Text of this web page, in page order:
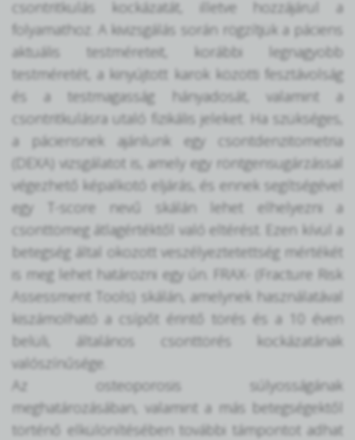
csontritkulás kockázatát, illetve hozzájárul a
folyamathoz. A kivizsgálás során rögzítjük a páciens
aktuális testméreteit, korábbi legnagyobb
testméretét, a kinyújtott karok közötti fesztávolság
és a testmagasság hányadosát, valamint a
csontritkulásra utaló fizikális jeleket. Ha szükséges,
a páciensnek ajánlunk egy csontdenzitometria
(DEXA) vizsgálatot is, amely egy röntgensugárzással
végezhető képalkotó eljárás, és ennek segítségével
egy T-score nevű skálán lehet elhelyezni a
csonttömeg átlagértéktől való eltérést. Ezen kívül a
betegség által okozott veszélyeztetettség mértékét
is meg lehet határozni egy ún. FRAX- (Fracture Risk
Assessment Tools) skálán, amelynek használatával
kiszámolható a csípőt érintő törés és a 10 éven
belüli, általános csonttörés kockázatának
valószínűsége.
Az osteoporosis súlyosságának
meghatározásában, valamint a más betegségektől
történő elkülönítésében további támpontot adhat